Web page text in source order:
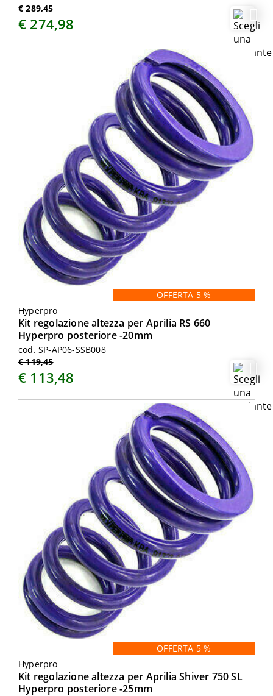
€ 289,45
€ 274,98
OFFERTA 5 %
Hyperpro
Kit regolazione altezza per Aprilia RS 660
Hyperpro posteriore -20mm
cod. SP-AP06-SSB008
€ 119,45
€ 113,48
OFFERTA 5 %
Hyperpro
Kit regolazione altezza per Aprilia Shiver 750 SL
Hyperpro posteriore -25mm